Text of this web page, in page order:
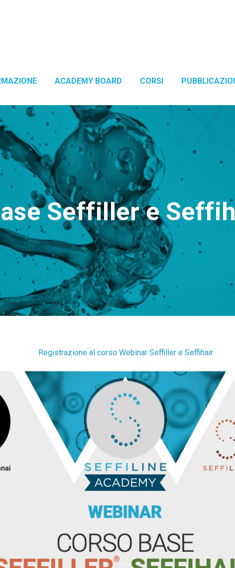
ACADEMY BOARD CORSI
Seffiller e
Registrazione al corso Webinar Seffiller e Seffihair